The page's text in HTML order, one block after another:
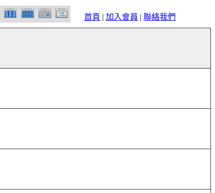
首頁 | 加入會員 | 聯絡我們